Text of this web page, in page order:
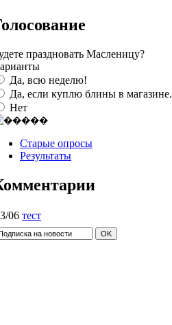
праздновать Масленицу?
Да, всю неделю!
Да, если куплю блины в магазине.
Нет
Старые опросы
Результаты
06 тест